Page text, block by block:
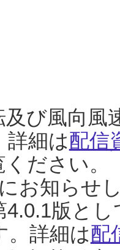
び風向風
詳細は配信
ください。
お知らせ
4.0.1版と
。詳細は配